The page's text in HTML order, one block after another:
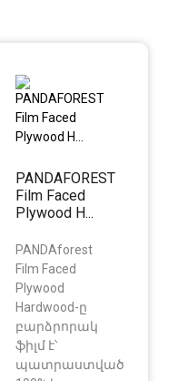
PANDAFOREST
Film Faced
Plywood H...
PANDAforest
Film Faced
Plywood
Hardwood-ը
բարձրորակ
ֆիլմ է՝
պատրաստված